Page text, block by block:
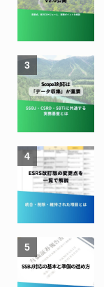
3
4
5